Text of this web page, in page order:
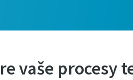
vaše procesy